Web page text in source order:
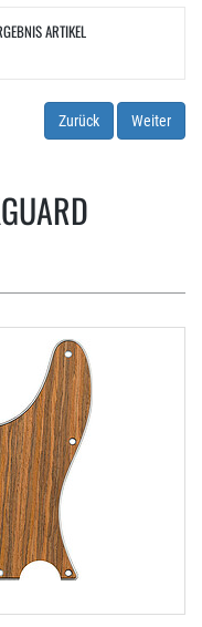
ARTIKEL
Zurück
Weiter